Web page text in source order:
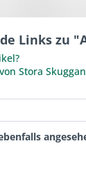
Links zu
Stora Skuggan